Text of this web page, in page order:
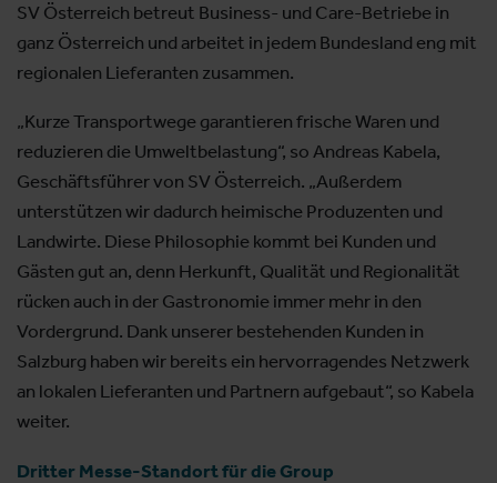
SV Österreich betreut Business- und Care-Betriebe in
ganz Österreich und arbeitet in jedem Bundesland eng mit
regionalen Lieferanten zusammen.
„Kurze Transportwege garantieren frische Waren und
reduzieren die Umweltbelastung“, so Andreas Kabela,
Geschäftsführer von SV Österreich. „Außerdem
unterstützen wir dadurch heimische Produzenten und
Landwirte. Diese Philosophie kommt bei Kunden und
Gästen gut an, denn Herkunft, Qualität und Regionalität
rücken auch in der Gastronomie immer mehr in den
Vordergrund. Dank unserer bestehenden Kunden in
Salzburg haben wir bereits ein hervorragendes Netzwerk
an lokalen Lieferanten und Partnern aufgebaut“, so Kabela
weiter.
Dritter Messe-Standort für die Group